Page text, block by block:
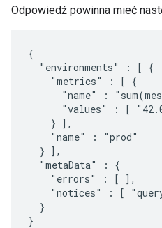
Odpowiedź powinna mieć
{
  "environments" : [ {
    "metrics" : [ {
"name" :
"values" : [
    } ],
    "name" : "prod"
  } ],
  "metaData" : {
    "errors" : [ ],
"notices" : [
  }
}